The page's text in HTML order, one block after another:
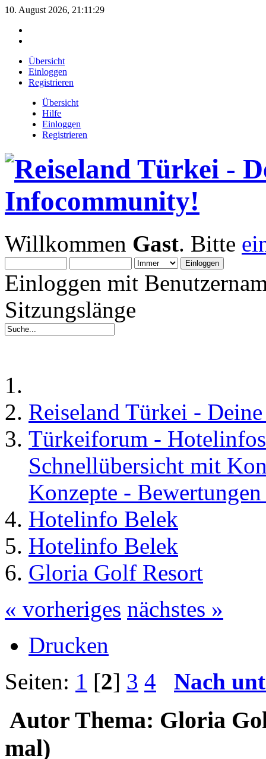
10. August 2026, 21:11:29
Übersicht
Einloggen
Registrieren
Übersicht
Hilfe
Einloggen
Registrieren
Willkommen Gast. Bitte
Einloggen mit
Sitzungslänge
Reiseland Türkei -
Türkeiforum -
Schnellübersicht mit
Konzepte -
Hotelinfo Belek
Hotelinfo Belek
Gloria Golf Resort
« vorheriges nächstes »
Drucken
Seiten: 1 [2] 3 4 Nach
Autor Thema: Gloria
mal)